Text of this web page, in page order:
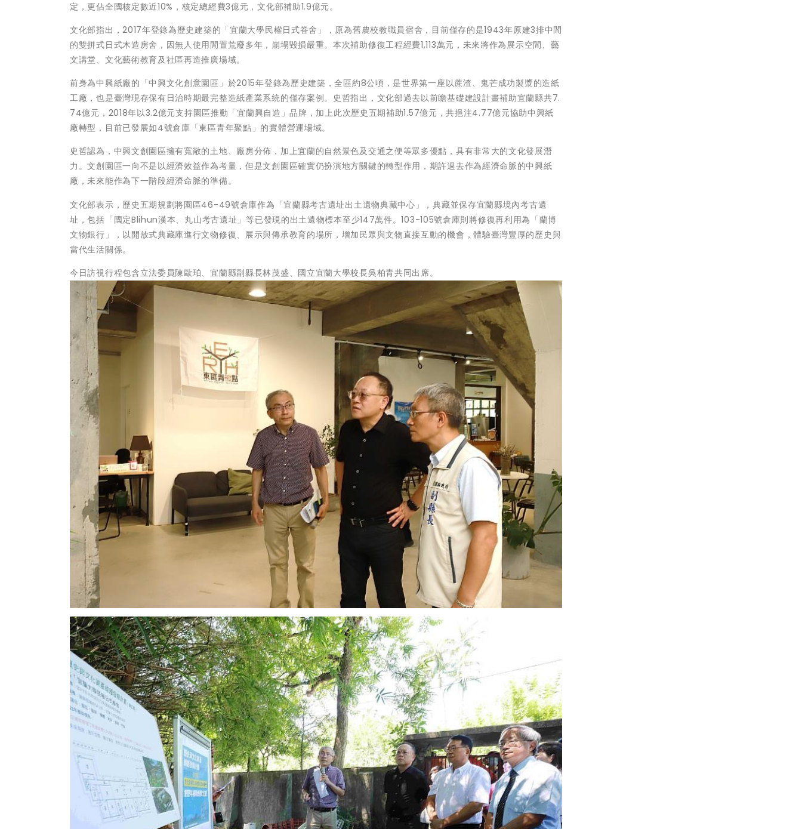
定，更佔全國核定數近10%，核定總經費3億元，文化部補助1.9億元。
文化部指出，2017年登錄為歷史建築的「宜蘭大學民權日式眷舍」，原為舊農校教職員宿舍，目前僅存的是1943年原建3排中間
的雙拼式日式木造房舍，因無人使用閒置荒廢多年，崩塌毀損嚴重。本次補助修復工程經費1,113萬元，未來將作為展示空間、藝
文講堂、文化藝術教育及社區再造推廣場域。
前身為中興紙廠的「中興文化創意園區」於2015年登錄為歷史建築，全區約8公頃，是世界第一座以蔗渣、鬼芒成功製漿的造紙
工廠，也是臺灣現存保有日治時期最完整造紙產業系統的僅存案例。史哲指出，文化部過去以前瞻基礎建設計畫補助宜蘭縣共7.
74億元，2018年以3.2億元支持園區推動「宜蘭興自造」品牌，加上此次歷史五期補助1.57億元，共挹注4.77億元協助中興紙
廠轉型，目前已發展如4號倉庫「東區青年聚點」的實體營運場域。
史哲認為，中興文創園區擁有寬敞的土地、廠房分佈，加上宜蘭的自然景色及交通之便等眾多優點，具有非常大的文化發展潛
力。文創園區一向不是以經濟效益作為考量，但是文創園區確實仍扮演地方關鍵的轉型作用，期許過去作為經濟命脈的中興紙
廠，未來能作為下一階段經濟命脈的準備。
文化部表示，歷史五期規劃將園區46-49號倉庫作為「宜蘭縣考古遺址出土遺物典藏中心」，典藏並保存宜蘭縣境內考古遺
址，包括「國定Blihun漢本、丸山考古遺址」等已發現的出土遺物標本至少147萬件。103-105號倉庫則將修復再利用為「蘭博
文物銀行」，以開放式典藏庫進行文物修復、展示與傳承教育的場所，增加民眾與文物直接互動的機會，體驗臺灣豐厚的歷史與
當代生活關係。
今日訪視行程包含立法委員陳歐珀、宜蘭縣副縣長林茂盛、國立宜蘭大學校長吳柏青共同出席。